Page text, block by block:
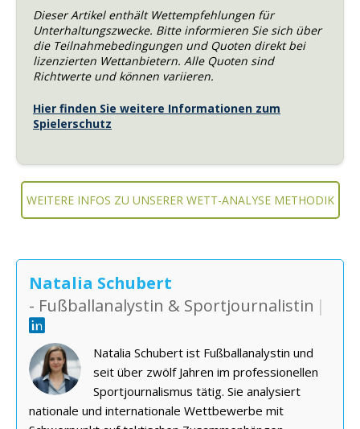
Dieser Artikel enthält Wettempfehlungen für
Unterhaltungszwecke. Bitte informieren Sie sich über
die Teilnahmebedingungen und Quoten direkt bei
lizenzierten Wettanbietern. Alle Quoten sind
Richtwerte und können variieren.
Hier finden Sie weitere Informationen zum
Spielerschutz
WEITERE INFOS ZU UNSERER WETT-ANALYSE METHODIK
Natalia Schubert
- Fußballanalystin & Sportjournalistin |
Natalia Schubert ist Fußballanalystin und
seit über zwölf Jahren im professionellen
Sportjournalismus tätig. Sie analysiert
nationale und internationale Wettbewerbe mit